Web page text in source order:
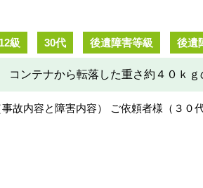
12級 30代 後遺障害等級 後遺
コンテナから転落した重さ約４０ｋ
事故内容と障害内容） ご依頼者様（３